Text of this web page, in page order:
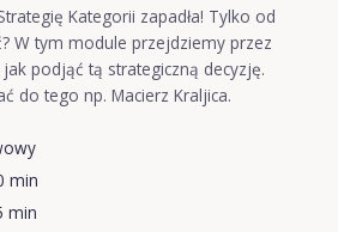
Kategorii zapadła! Tylko od
W tym module przejdziemy przez
podjąć tą strategiczną decyzję.
do tego np. Macierz Kraljica.
min
min